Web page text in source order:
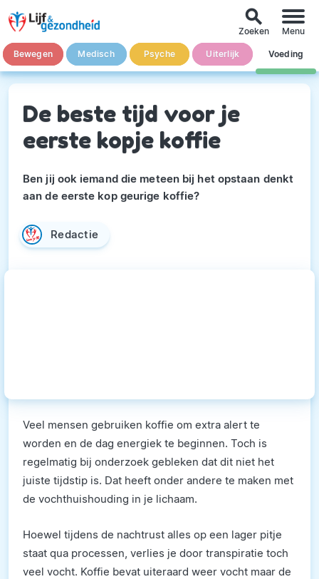
Bewegen Medisch Psyche Uiterlijk Voeding
search
Zoeken Menu
De beste tijd voor je
eerste kopje koffie
Ben jij ook iemand die meteen bij het opstaan denkt
aan de eerste kop geurige koffie?
Redactie
Veel mensen gebruiken koffie om extra alert te
worden en de dag energiek te beginnen. Toch is
regelmatig bij onderzoek gebleken dat dit niet het
juiste tijdstip is. Dat heeft onder andere te maken met
de vochthuishouding in je lichaam.
Hoewel tijdens de nachtrust alles op een lager pitje
staat qua processen, verlies je door transpiratie toch
veel vocht. Koffie bevat uiteraard weer vocht maar de